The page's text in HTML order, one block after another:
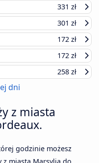
331 zł
301 zł
172 zł
172 zł
258 zł
dni
z miasta
godzinie możesz